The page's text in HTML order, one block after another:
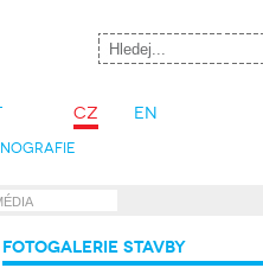
CZ EN
FOTOGALERIE STAVBY